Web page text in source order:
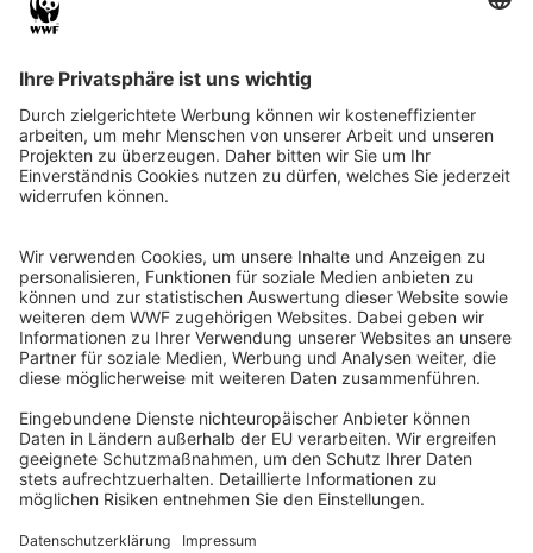
WWF Deutschland
Reinhardtstr. 18
10117 Berlin
Ihre Spende kann steuerlich geltend gemacht werden
Registriert als Stiftung WWF Deutschland, Senatsverwaltung für
Justiz Berlin, Az: 3416/976/2
Umsatzsteuer-Identifikationsnummer: DE 114236103
Freistellungsbescheid: Als gemeinnützige Körperschaft befreit
von der Körperschaftssteuer gem. §5 I 9 KStg. unter der
Steuernummer 27/641/09321